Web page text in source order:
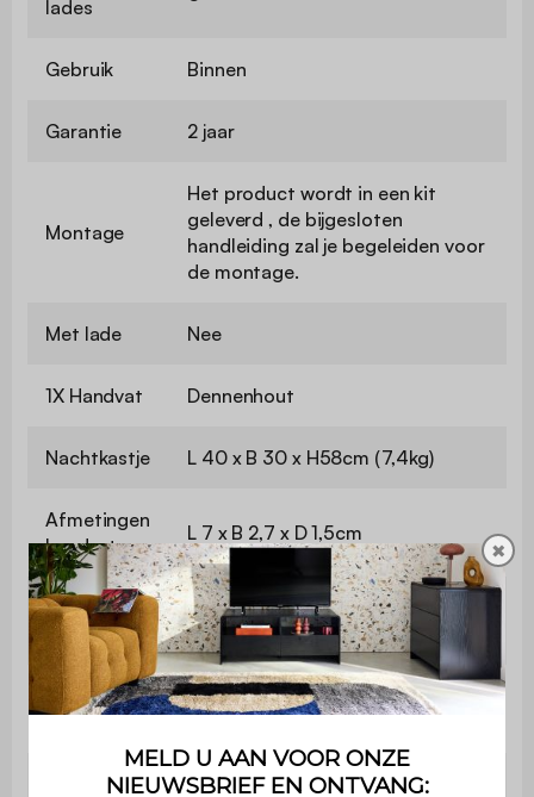
lades
Gebruik Binnen
Garantie 2 jaar
Montage
Het product wordt in een kit
geleverd , de bijgesloten
handleiding zal je begeleiden voor
de montage.
Met lade Nee
1X Handvat Dennenhout
Nachtkastje L 40 x B 30 x H58cm (7,4kg)
Afmetingen
handvat
L 7 x B 2,7 x D 1,5cm
Afmetingen
kast
L 37 x B 28,3cm
Afmetingen
deur
L 37 x B 38,5cm
Afmetingen
✖